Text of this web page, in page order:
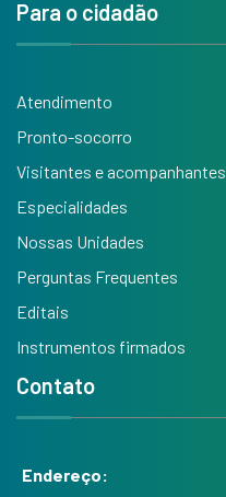
Para o cidadão
Atendimento
Pronto-socorro
Visitantes e acompanhantes
Especialidades
Nossas Unidades
Perguntas Frequentes
Editais
Instrumentos firmados
Contato
Endereço: